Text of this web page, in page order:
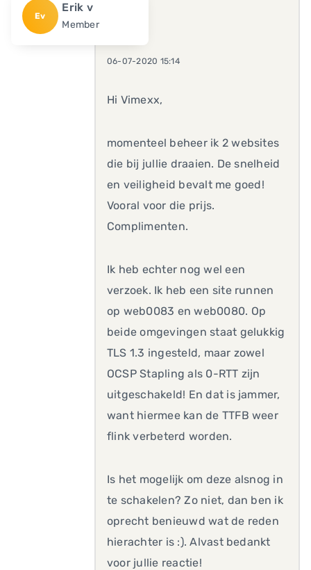
Ev
Erik v
Member
06-07-2020 15:14
Hi Vimexx,
momenteel beheer ik 2 websites
die bij jullie draaien. De snelheid
en veiligheid bevalt me goed!
Vooral voor die prijs.
Complimenten.
Ik heb echter nog wel een
verzoek. Ik heb een site runnen
op web0083 en web0080. Op
beide omgevingen staat gelukkig
TLS 1.3 ingesteld, maar zowel
OCSP Stapling als 0-RTT zijn
uitgeschakeld! En dat is jammer,
want hiermee kan de TTFB weer
flink verbeterd worden.
Is het mogelijk om deze alsnog in
te schakelen? Zo niet, dan ben ik
oprecht benieuwd wat de reden
hierachter is :). Alvast bedankt
voor jullie reactie!